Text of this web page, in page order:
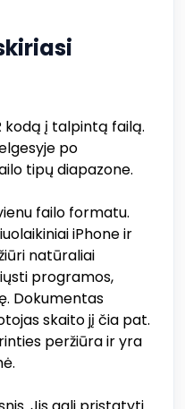
kodą į talpintą failą.
po
tipų diapazone.
failo formatu.
iPhone ir
natūraliai
programos,
Dokumentas
skaito jį čia pat.
peržiūra ir yra